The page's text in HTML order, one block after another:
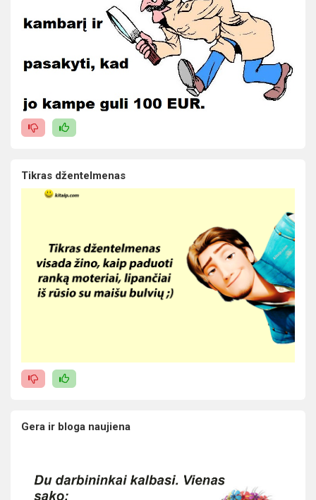
Tikras džentelmenas
Gera ir bloga naujiena